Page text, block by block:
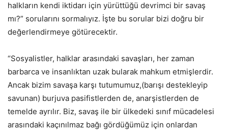
halkların kendi iktidarı için yürüttüğü devrimci bir savaş
mı?” sorularını sormalıyız. İşte bu sorular bizi doğru bir
değerlendirmeye götürecektir.
“Sosyalistler, halklar arasındaki savaşları, her zaman
barbarca ve insanlıktan uzak bularak mahkum etmişlerdir.
Ancak bizim savaşa karşı tutumumuz,(barışı destekleyip
savunan) burjuva pasifistlerden de, anarşistlerden de
temelde ayrılır. Biz, savaş ile bir ülkedeki sınıf mücadelesi
arasındaki kaçınılmaz bağı gördüğümüz için onlardan